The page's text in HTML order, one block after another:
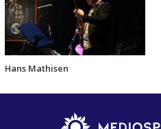
Hans Mathisen